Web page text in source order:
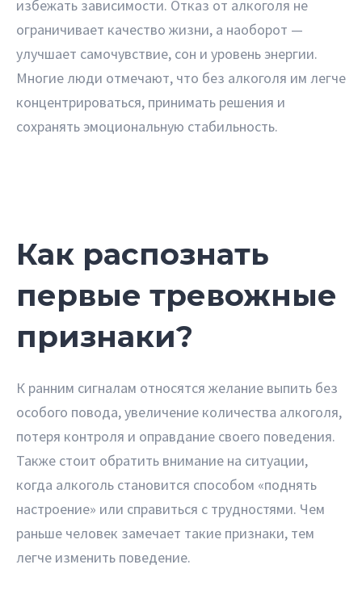
избежать зависимости. Отказ от алкоголя не
ограничивает качество жизни, а наоборот —
улучшает самочувствие, сон и уровень энергии.
Многие люди отмечают, что без алкоголя им легче
концентрироваться, принимать решения и
сохранять эмоциональную стабильность.
Как распознать
первые тревожные
признаки?
К ранним сигналам относятся желание выпить без
особого повода, увеличение количества алкоголя,
потеря контроля и оправдание своего поведения.
Также стоит обратить внимание на ситуации,
когда алкоголь становится способом «поднять
настроение» или справиться с трудностями. Чем
раньше человек замечает такие признаки, тем
легче изменить поведение.